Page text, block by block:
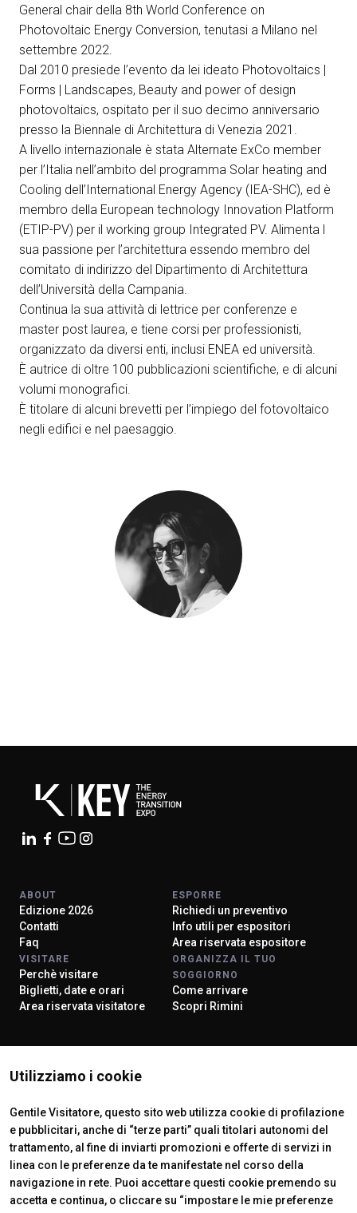
General chair della 8th World Conference on
Photovoltaic Energy Conversion, tenutasi a Milano nel
settembre 2022.
Dal 2010 presiede l’evento da lei ideato Photovoltaics |
Forms | Landscapes, Beauty and power of design
photovoltaics, ospitato per il suo decimo anniversario
presso la Biennale di Architettura di Venezia 2021.
A livello internazionale è stata Alternate ExCo member
per l’Italia nell’ambito del programma Solar heating and
Cooling dell’International Energy Agency (IEA-SHC), ed è
membro della European technology Innovation Platform
(ETIP-PV) per il working group Integrated PV. Alimenta l
sua passione per l’architettura essendo membro del
comitato di indirizzo del Dipartimento di Architettura
dell’Università della Campania.
Continua la sua attività di lettrice per conferenze e
master post laurea, e tiene corsi per professionisti,
organizzato da diversi enti, inclusi ENEA ed università.
È autrice di oltre 100 pubblicazioni scientifiche, e di alcuni
volumi monografici.
È titolare di alcuni brevetti per l’impiego del fotovoltaico
negli edifici e nel paesaggio.
Utilizziamo i cookie
Gentile Visitatore, questo sito web utilizza cookie di profilazione
e pubblicitari, anche di “terze parti” quali titolari autonomi del
trattamento, al fine di inviarti promozioni e offerte di servizi in
linea con le preferenze da te manifestate nel corso della
navigazione in rete. Puoi accettare questi cookie premendo su
accetta e continua, o cliccare su “impostare le mie preferenze
ABOUT
Edizione 2026
Contatti
Faq
ESPORRE
Richiedi un preventivo
Info utili per espositori
Area riservata espositore
VISITARE
Perchè visitare
Biglietti, date e orari
Area riservata visitatore
ORGANIZZA IL TUO
SOGGIORNO
Come arrivare
Scopri Rimini
ISTITUTI CERTIFICATORI